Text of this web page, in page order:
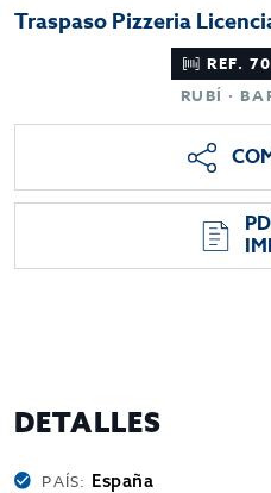
Traspaso Pizzeria
REF.
RUBÍ ·
DETALLES
PAÍS: España